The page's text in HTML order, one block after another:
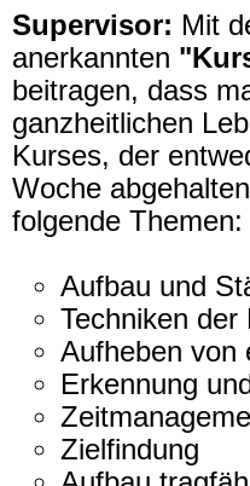
Supervisor: Mit
anerkannten
beitragen, dass
ganzheitlichen
Kurses, der
Woche
folgende Themen:
Aufbau und
Techniken
Aufheben von
Erkennung
Zielfindung